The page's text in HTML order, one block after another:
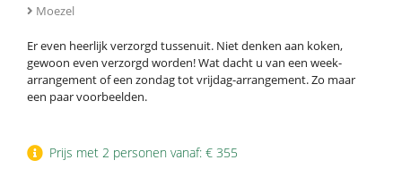
Moezel
Er even heerlijk verzorgd tussenuit. Niet denken aan koken,
gewoon even verzorgd worden! Wat dacht u van een week-
arrangement of een zondag tot vrijdag-arrangement. Zo maar
een paar voorbeelden.
Prijs met 2 personen vanaf: € 355